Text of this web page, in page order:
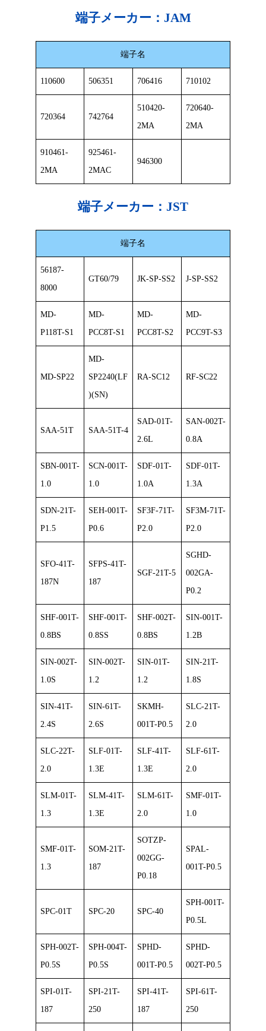
端子メーカー： JAM
端子名
110600 506351 706416 710102
720364 742764
510420-
2MA
720640-
2MA
910461-
2MA
925461-
2MAC
946300
端子メーカー： JST
端子名
56187-
8000
GT60/79 JK-SP-SS2 J-SP-SS2
MD-
P118T-S1
MD-
PCC8T-S1
MD-
PCC8T-S2
MD-
PCC9T-S3
MD-SP22
MD-
SP2240(LF
)(SN)
RA-SC12 RF-SC22
SAA-51T SAA-51T-4
SAD-01T-
2.6L
SAN-002T-
0.8A
SBN-001T-
1.0
SCN-001T-
1.0
SDF-01T-
1.0A
SDF-01T-
1.3A
SDN-21T-
P1.5
SEH-001T-
P0.6
SF3F-71T-
P2.0
SF3M-71T-
P2.0
SFO-41T-
187N
SFPS-41T-
187
SGF-21T-5
SGHD-
002GA-
P0.2
SHF-001T-
0.8BS
SHF-001T-
0.8SS
SHF-002T-
0.8BS
SIN-001T-
1.2B
SIN-002T-
1.0S
SIN-002T-
1.2
SIN-01T-
1.2
SIN-21T-
1.8S
SIN-41T-
2.4S
SIN-61T-
2.6S
SKMH-
001T-P0.5
SLC-21T-
2.0
SLC-22T-
2.0
SLF-01T-
1.3E
SLF-41T-
1.3E
SLF-61T-
2.0
SLM-01T-
1.3
SLM-41T-
1.3E
SLM-61T-
2.0
SMF-01T-
1.0
SMF-01T-
1.3
SOM-21T-
187
SOTZP-
002GG-
P0.18
SPAL-
001T-P0.5
SPC-01T SPC-20 SPC-40
SPH-001T-
P0.5L
SPH-002T-
P0.5S
SPH-004T-
P0.5S
SPHD-
001T-P0.5
SPHD-
002T-P0.5
SPI-01T-
187
SPI-21T-
250
SPI-41T-
187
SPI-61T-
250